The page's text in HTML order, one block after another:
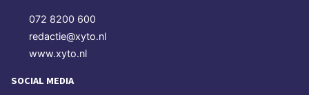
072 8200 600
redactie@xyto.nl
www.xyto.nl
SOCIAL MEDIA